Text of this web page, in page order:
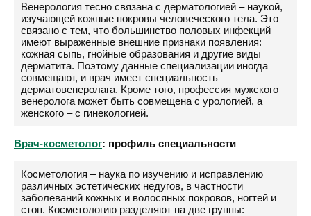
Венерология тесно связана с дерматологией – наукой,
изучающей кожные покровы человеческого тела. Это
связано с тем, что большинство половых инфекций
имеют выраженные внешние признаки появления:
кожная сыпь, гнойные образования и другие виды
дерматита. Поэтому данные специализации иногда
совмещают, и врач имеет специальность
дерматовенеролага. Кроме того, профессия мужского
венеролога может быть совмещена с урологией, а
женского – с гинекологией.
Врач-косметолог: профиль специальности
Косметология – наука по изучению и исправлению
различных эстетических недугов, в частности
заболеваний кожных и волосяных покровов, ногтей и
стоп. Косметологию разделяют на две группы: